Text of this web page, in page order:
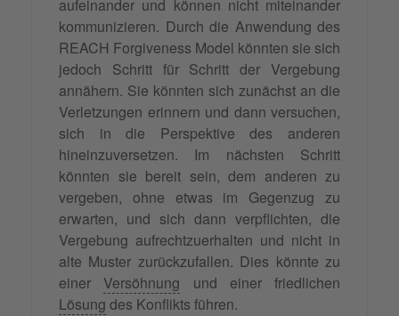
aufeinander und können nicht miteinander
kommunizieren. Durch die Anwendung des
REACH Forgiveness Model könnten sie sich
jedoch Schritt für Schritt der Vergebung
annähern. Sie könnten sich zunächst an die
Verletzungen erinnern und dann versuchen,
sich in die Perspektive des anderen
hineinzuversetzen. Im nächsten Schritt
könnten sie bereit sein, dem anderen zu
vergeben, ohne etwas im Gegenzug zu
erwarten, und sich dann verpflichten, die
Vergebung aufrechtzuerhalten und nicht in
alte Muster zurückzufallen. Dies könnte zu
einer Versöhnung und einer friedlichen
Lösung des Konflikts führen.